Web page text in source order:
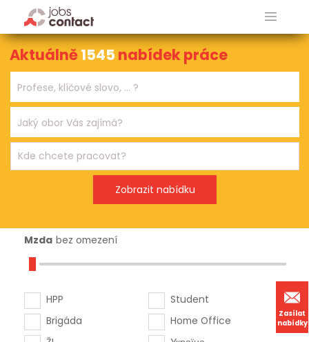
Zasílat
nabídky
Aktuálně1545 nabídek práce
Mzda bez omezení
HPP
Brigáda
Student
Home Office